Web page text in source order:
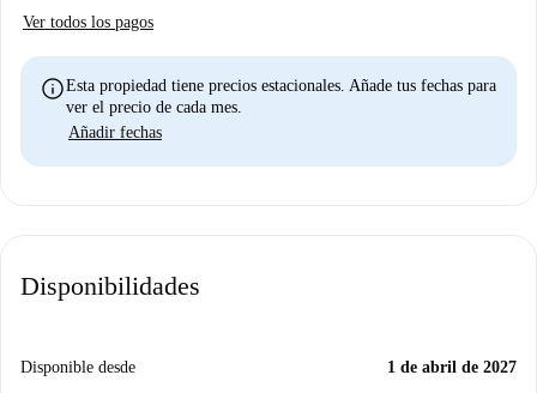
Ver todos los pagos
infoEsta propiedad tiene precios estacionales. Añade tus fechas para
ver el precio de cada mes.
Añadir fechas
Disponibilidades
Disponible desde 1 de abril de 2027